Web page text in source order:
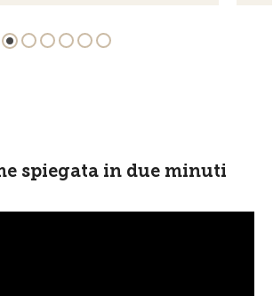
spiegata in due minuti